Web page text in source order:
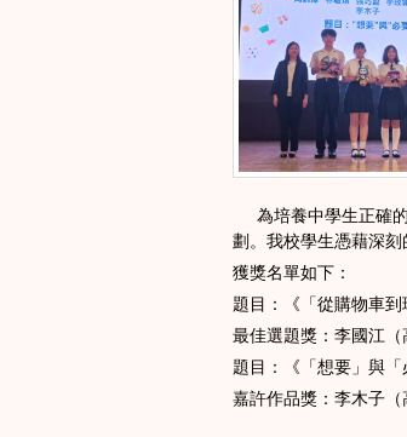
為培養中學生正確的
劃。我校學生憑藉深
獲獎名單如下：
題目：《「從購物車
最佳選題獎：李國江
題目：《「想要」與「
嘉許作品獎：李木子